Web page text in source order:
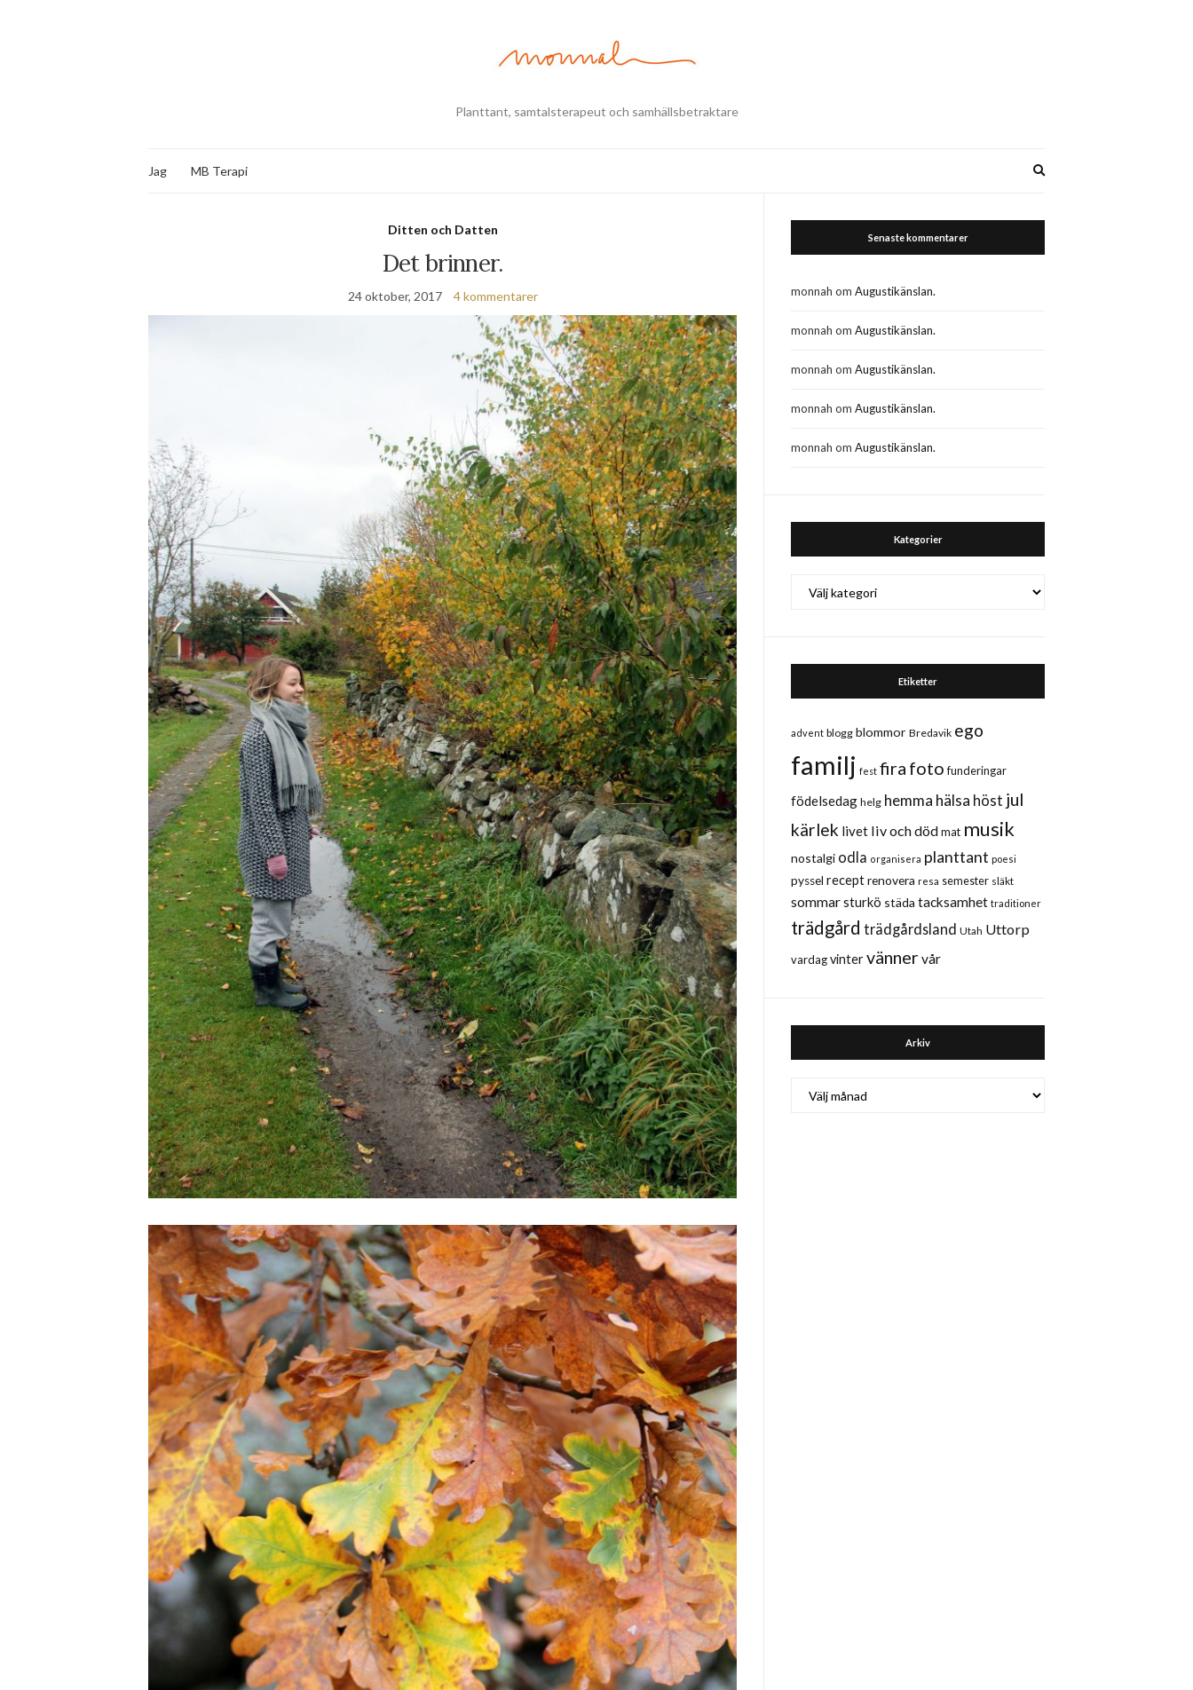
Planttant, samtalsterapeut och samhällsbetraktare
Jag MB Terapi
Ditten och Datten
Det brinner.
24 oktober, 2017 4 kommentarer
Senaste kommentarer
monnah omAugustikänslan.
monnah omAugustikänslan.
monnah omAugustikänslan.
monnah omAugustikänslan.
monnah omAugustikänslan.
Kategorier
Etiketter
advent blogg blommor Bredavik ego
familj fest fira foto funderingar
födelsedag helg hemma hälsa höst jul
kärlek livet liv och död mat musik
nostalgi odla organisera planttant poesi
pyssel receptrenovera resa semester släkt
sommarsturkö städa tacksamhet traditioner
trädgård trädgårdsland Utah Uttorp
vardag vintervänner vår
Arkiv